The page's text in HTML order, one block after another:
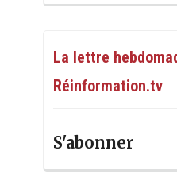
La lettre
Réinformation.tv
S'abonner